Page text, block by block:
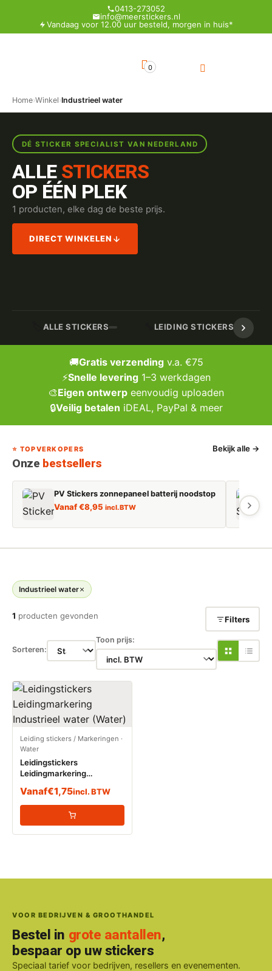
0413-273052
info@meerstickers.nl
Vandaag voor 12.00 uur besteld, morgen in huis*
0
Home›Winkel›Industrieel water
DÉ STICKER SPECIALIST VAN NEDERLAND
ALLE STICKERS
OP ÉÉN PLEK
1 producten, elke dag de beste prijs.
DIRECT WINKELEN
ALLE STICKERS LEIDING STICKERS /
🚚Gratis verzendingv.a. €75
⚡Snelle levering1–3 werkdagen
🎨Eigen ontwerp eenvoudig uploaden
🔒Veilig betalen iDEAL, PayPal & meer
⭐ TOPVERKOPERS
Onze bestsellers
Bekijk alle →
PV Stickers zonnepaneel batterij noodstop
Vanaf€8,95 incl. BTW
Industrieel water
1 producten gevonden Filters
Sorteren:
Toon prijs:
Leiding stickers / Markeringen ·
Water
Leidingstickers
Leidingmarkering
Vanaf€1,75incl. BTW
VOOR BEDRIJVEN & GROOTHANDEL
Bestel in grote aantallen,
bespaar op uw stickers
Speciaal tarief voor bedrijven, resellers en evenementen.